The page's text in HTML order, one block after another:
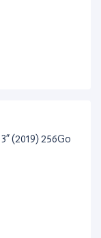
(2019) 256Go